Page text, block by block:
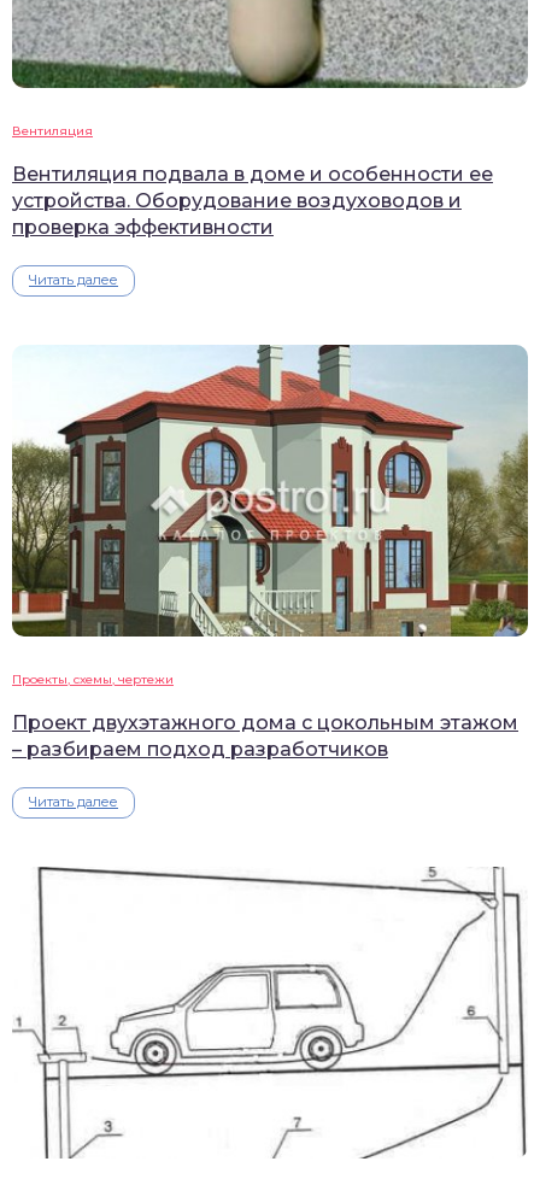
Вентиляция
Вентиляция подвала в доме и особенности ее
устройства. Оборудование воздуховодов и
проверка эффективности
Читать далее
Проекты, схемы, чертежи
Проект двухэтажного дома с цокольным этажом
– разбираем подход разработчиков
Читать далее